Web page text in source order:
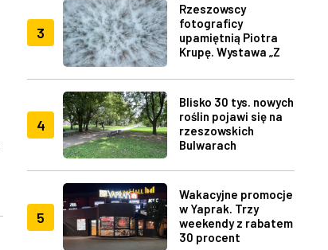
3
Rzeszowscy
fotograficy
upamiętnią Piotra
Krupę. Wystawa „Z
4
Blisko 30 tys. nowych
roślin pojawi się na
rzeszowskich
Bulwarach
5
Wakacyjne promocje
w Yaprak. Trzy
weekendy z rabatem
30 procent